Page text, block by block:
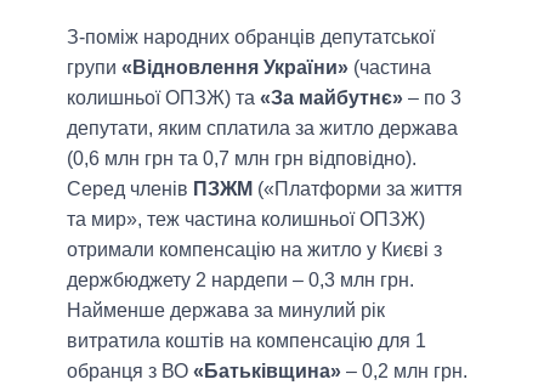
З-поміж народних обранців депутатської
групи «Відновлення України» (частина
колишньої ОПЗЖ) та «За майбутнє» – по 3
депутати, яким сплатила за житло держава
(0,6 млн грн та 0,7 млн грн відповідно).
Серед членів ПЗЖМ («Платформи за життя
та мир», теж частина колишньої ОПЗЖ)
отримали компенсацію на житло у Києві з
держбюджету 2 нардепи – 0,3 млн грн.
Найменше держава за минулий рік
витратила коштів на компенсацію для 1
обранця з ВО «Батьківщина» – 0,2 млн грн.